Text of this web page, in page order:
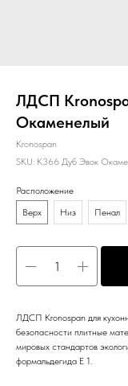
ЛДСП
Окаменелый
Kronospan
SKU: K366 Дуб Эвок
Расположение
Верх
Низ Пенал
ЛДСП Kronospan для
безопасности плитные
мировых стандартов
формальдегида Е 1.